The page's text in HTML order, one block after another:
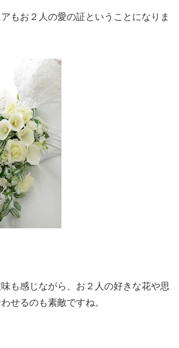
もお２人の愛の証ということになりま
も感じながら、お２人の好きな花や思
せるのも素敵ですね。